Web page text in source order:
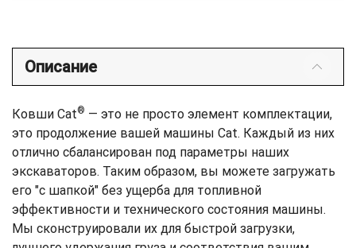
Описание
Ковши Cat® — это не просто элемент комплектации,
это продолжение вашей машины Cat. Каждый из них
отлично сбалансирован под параметры наших
экскаваторов. Таким образом, вы можете загружать
его "с шапкой" без ущерба для топливной
эффективности и технического состояния машины.
Мы сконструировали их для быстрой загрузки,